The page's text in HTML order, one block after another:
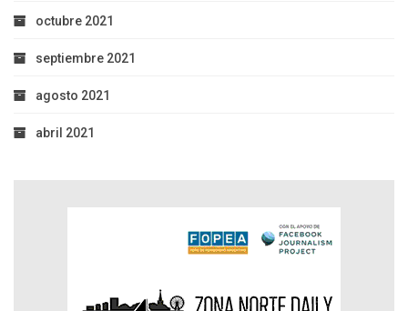
octubre 2021
septiembre 2021
agosto 2021
abril 2021